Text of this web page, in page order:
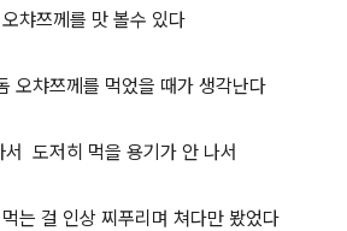
챠쯔께를 맛 볼수 있다
오챠쯔께를 먹었을 때가 생각난다
서 도저히 먹을 용기가 안 나서
는 걸 인상 찌푸리며 쳐다만 봤었다